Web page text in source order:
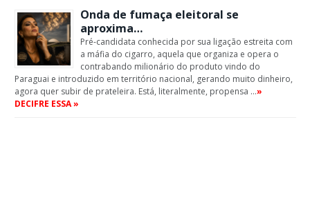
Onda de fumaça eleitoral se
aproxima…
Pré-candidata conhecida por sua ligação estreita com
a máfia do cigarro, aquela que organiza e opera o
contrabando milionário do produto vindo do
Paraguai e introduzido em território nacional, gerando muito dinheiro,
agora quer subir de prateleira. Está, literalmente, propensa …»
DECIFRE ESSA »